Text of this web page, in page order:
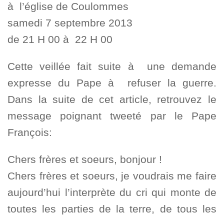
à l’église de Coulommes
samedi 7 septembre 2013
de 21 H 00 à 22 H 00
Cette veillée fait suite à une demande
expresse du Pape à refuser la guerre.
Dans la suite de cet article, retrouvez le
message poignant tweeté par le Pape
François:
Chers frères et soeurs, bonjour !
Chers frères et soeurs, je voudrais me faire
aujourd’hui l’interprète du cri qui monte de
toutes les parties de la terre, de tous les